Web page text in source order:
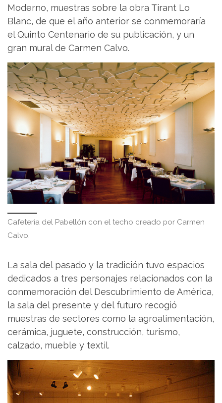
Moderno, muestras sobre la obra Tirant Lo
Blanc, de que el año anterior se conmemoraría
el Quinto Centenario de su publicación, y un
gran mural de Carmen Calvo.
Cafetería del Pabellón con el techo creado por Carmen
Calvo.
La sala del pasado y la tradición tuvo espacios
dedicados a tres personajes relacionados con la
conmemoración del Descubrimiento de América,
la sala del presente y del futuro recogió
muestras de sectores como la agroalimentación,
cerámica, juguete, construcción, turismo,
calzado, mueble y textil.